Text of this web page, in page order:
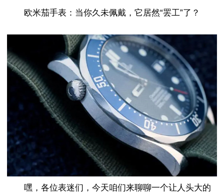
欧米茄手表：当你久未佩戴，它居然“罢工”了？
嘿，各位表迷们，今天咱们来聊聊一个让人头大的